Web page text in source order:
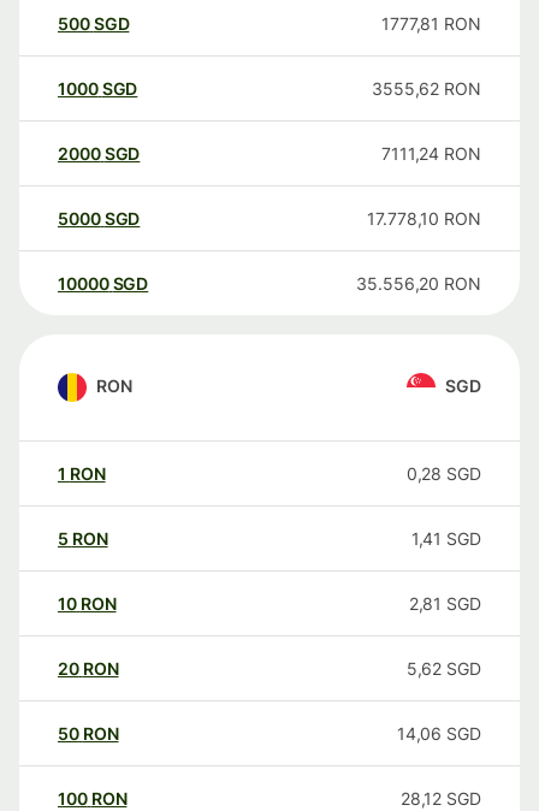
500SGD 1777,81 RON
1000SGD 3555,62 RON
2000SGD 7111,24 RON
5000SGD 17.778,10 RON
10000 SGD 35.556,20 RON
RON SGD
1 RON 0,28 SGD
5 RON 1,41 SGD
10 RON 2,81 SGD
20 RON 5,62 SGD
50 RON 14,06 SGD
100 RON 28,12 SGD